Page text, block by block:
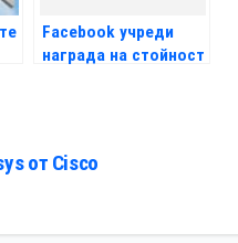
Facebook учреди
награда на стойност
от Cisco